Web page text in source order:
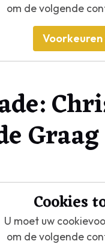
om de volgende
Voorkeuren
Cookies
U moet uw
om de volgende